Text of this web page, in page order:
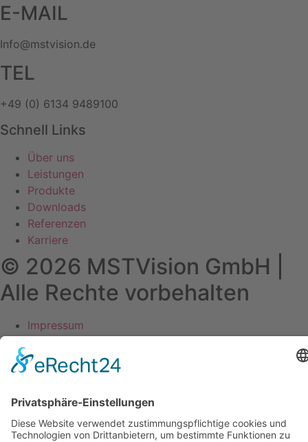
E-MAIL
Info@mstvision.de
TEL
+49 (0) 6134 9489100
Schnell Links
Über uns
Leistungen
Produkte
Downloads
Referenzen
Karriere
© 2026 MSTVision GmbH |
Alle Rechte vorbehalten
Impressum